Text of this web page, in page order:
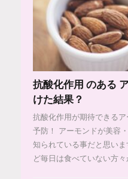
抗酸化作用 のある
けた結果？
抗酸化作用が期待できる
予防！ アーモンドが美容
知られている事だと思い
ど毎日は食べていない方